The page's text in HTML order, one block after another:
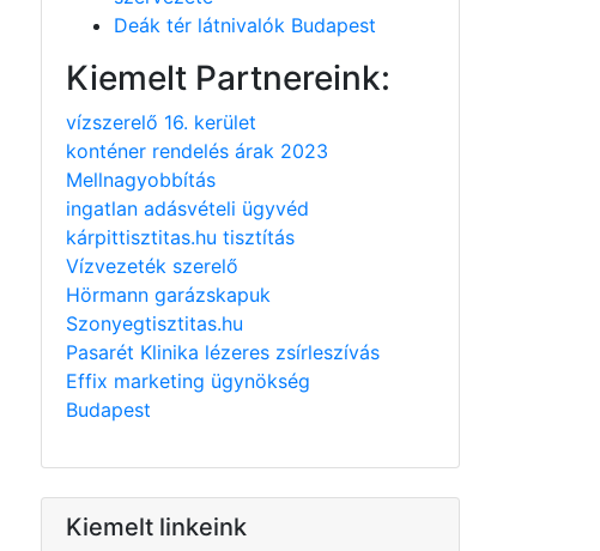
Deák tér látnivalók Budapest
Kiemelt Partnereink:
vízszerelő 16. kerület
konténer rendelés árak 2023
Mellnagyobbítás
ingatlan adásvételi ügyvéd
kárpittisztitas.hu tisztítás
Vízvezeték szerelő
Hörmann garázskapuk
Szonyegtisztitas.hu
Pasarét Klinika lézeres zsírleszívás
Effix marketing ügynökség
Budapest
Kiemelt linkeink